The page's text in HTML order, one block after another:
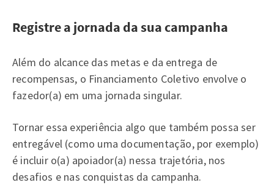
Registre a jornada da sua campanha
Além do alcance das metas e da entrega de
recompensas, o Financiamento Coletivo envolve o
fazedor(a) em uma jornada singular.
Tornar essa experiência algo que também possa ser
entregável (como uma documentação, por exemplo)
é incluir o(a) apoiador(a) nessa trajetória, nos
desafios e nas conquistas da campanha.